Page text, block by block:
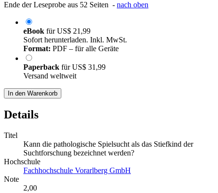
Ende der Leseprobe aus 52 Seiten - nach oben
eBook fürUS$ 21,99
Sofort herunterladen. Inkl. MwSt.
Format: PDF – für alle Geräte
Paperback fürUS$ 31,99
Versand weltweit
In den Warenkorb
Details
Titel
Kann die pathologische Spielsucht als das Stiefkind der
Suchtforschung bezeichnet werden?
Hochschule
Fachhochschule Vorarlberg GmbH
Note
2,00